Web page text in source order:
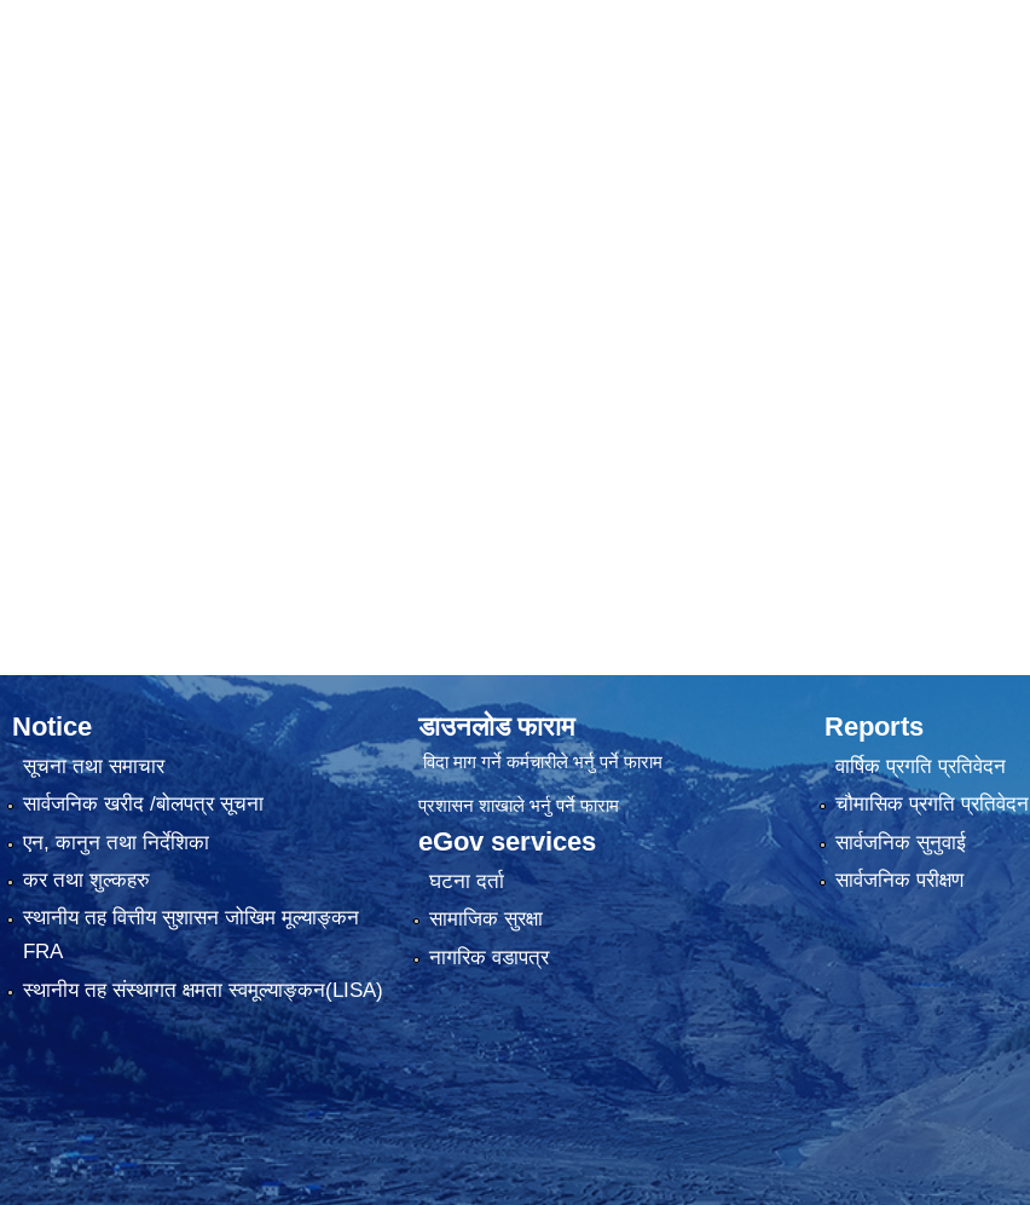
Notice
सूचना तथा समाचार
सार्वजनिक खरीद /बोलपत्र सूचना
एन, कानुन तथा निर्देशिका
कर तथा शुल्कहरु
स्थानीय तह वित्तीय सुशासन जोखिम मूल्याङ्कन
FRA
स्थानीय तह संस्थागत क्षमता स्वमूल्याङ्कन(LISA)
डाउनलोड फाराम
विदा माग गर्ने कर्मचारीले भर्नु पर्ने फाराम
प्रशासन शाखाले भर्नु पर्ने फाराम
eGov services
घटना दर्ता
सामाजिक सुरक्षा
नागरिक वडापत्र
Reports
वार्षिक प्रगति प्रतिवेदन
चौमासिक प्रगति प्रतिवेदन
सार्वजनिक सुनुवाई
सार्वजनिक परीक्षण